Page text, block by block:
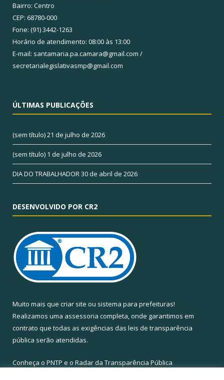
Bairro: Centro
CEP: 68780-000
Fone: (91) 3442-1263
Horário de atendimento: 08:00 às 13:00
E-mail: santamaria.pa.camara@gmail.com /
secretarialegislativasmp@gmail.com
ÚLTIMAS PUBLICAÇÕES
(sem título)21 de julho de 2026
(sem título) 1 de julho de 2026
DIA DO TRABALHADOR30 de abril de 2026
DESENVOLVIDO POR CR2
Muito mais que criar site ou sistema para prefeituras!
Realizamos uma assessoria completa, onde garantimos em
contrato que todas as exigências das leis de transparência
pública serão atendidas.
Conheça o PNTP e o Radar da Transparência Pública